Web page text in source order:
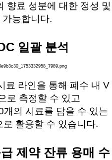
향료 성분에 대한 정성 및
능합니다.
일괄 분석
료 라인을 통해 폐수 내 V
로 측정할 수 있고
의 시료를 담을 수 있는
활용할 수 있습니다.
제약 잔류 용매 수